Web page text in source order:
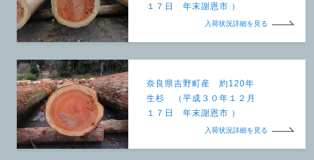
１７日 年末謝恩市 ）
入荷状況詳細を見る
奈良県吉野町産 約120年
生杉 （平成３０年１２月
１７日 年末謝恩市 ）
入荷状況詳細を見る